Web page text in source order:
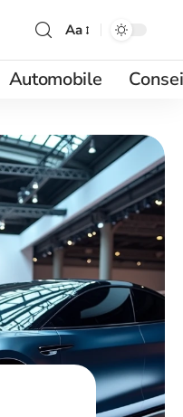
Aa
Automobile